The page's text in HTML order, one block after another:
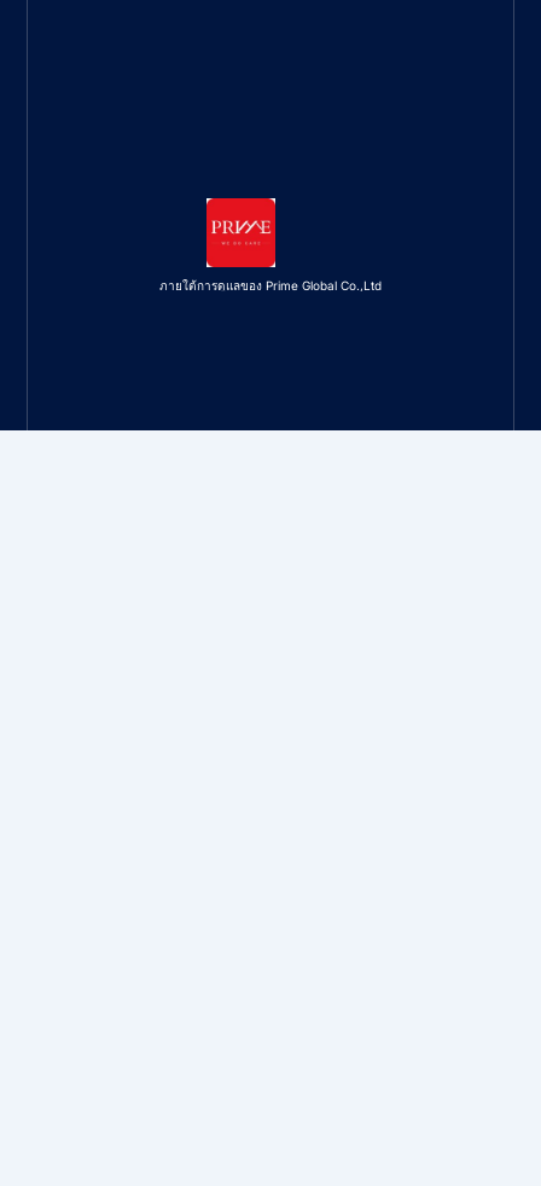
ภายใต้การดูแลของ Prime Global Co.,Ltd